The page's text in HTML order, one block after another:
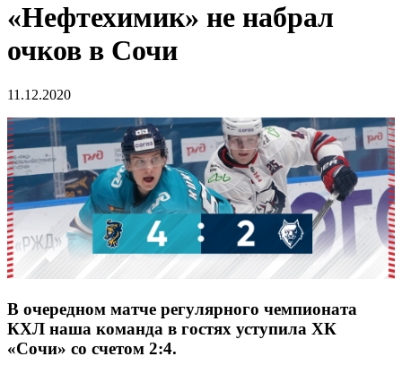
«Нефтехимик» не набрал
очков в Сочи
11.12.2020
В очередном матче регулярного чемпионата
КХЛ наша команда в гостях уступила ХК
«Сочи» со счетом 2:4.